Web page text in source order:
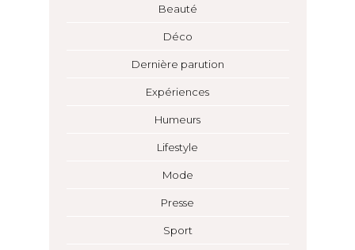
Beauté
Déco
Dernière parution
Expériences
Humeurs
Lifestyle
Mode
Presse
Sport